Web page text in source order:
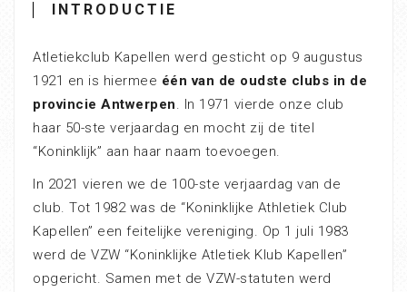
INTRODUCTIE
Atletiekclub Kapellen werd gesticht op 9 augustus
1921 en is hiermee één van de oudste clubs in de
provincie Antwerpen. In 1971 vierde onze club
haar 50-ste verjaardag en mocht zij de titel
“Koninklijk” aan haar naam toevoegen.
In 2021 vieren we de 100-ste verjaardag van de
club. Tot 1982 was de “Koninklijke Athletiek Club
Kapellen” een feitelijke vereniging. Op 1 juli 1983
werd de VZW “Koninklijke Atletiek Klub Kapellen”
opgericht. Samen met de VZW-statuten werd